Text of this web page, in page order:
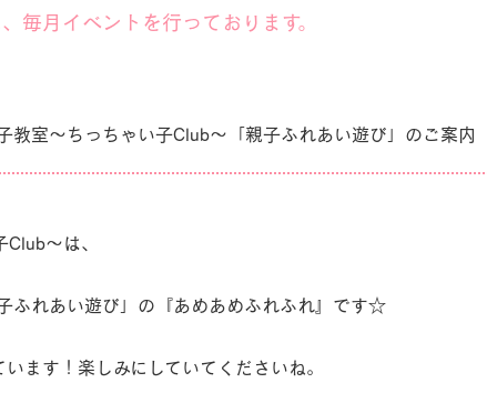
毎月イベントを行っております。
教室～ちっちゃい子Club～「親子ふれあい遊び」のご案内
～は、
ふれあい遊び」の『あめあめふれふれ』です☆
ます！楽しみにしていてくださいね。